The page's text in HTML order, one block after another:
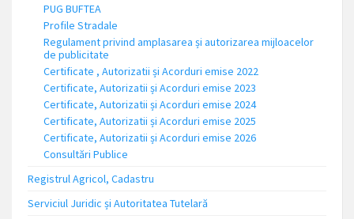
PUG BUFTEA
Profile Stradale
Regulament privind amplasarea și autorizarea mijloacelor
de publicitate
Certificate , Autorizatii și Acorduri emise 2022
Certificate, Autorizatii și Acorduri emise 2023
Certificate, Autorizatii și Acorduri emise 2024
Certificate, Autorizatii și Acorduri emise 2025
Certificate, Autorizatii și Acorduri emise 2026
Consultări Publice
Registrul Agricol, Cadastru
Serviciul Juridic și Autoritatea Tutelară